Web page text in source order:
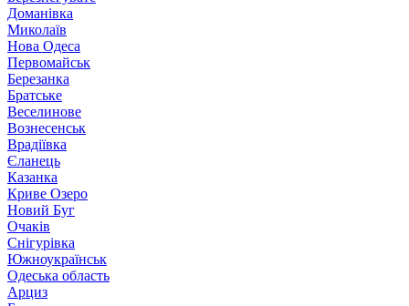
Доманівка
Миколаїв
Нова Одеса
Первомайськ
Березанка
Братське
Веселинове
Вознесенськ
Врадіївка
Єланець
Казанка
Криве Озеро
Новий Буг
Очаків
Снігурівка
Южноукраїнськ
Одеська область
Арциз